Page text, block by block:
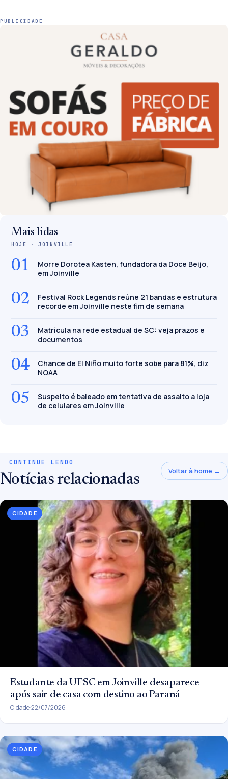
PUBLICIDADE
Mais lidas
HOJE · JOINVILLE
01
Morre Dorotea Kasten, fundadora da Doce Beijo,
em Joinville
02
Festival Rock Legends reúne 21 bandas e estrutura
recorde em Joinville neste fim de semana
03
Matrícula na rede estadual de SC: veja prazos e
documentos
04
Chance de El Niño muito forte sobe para 81%, diz
NOAA
05
Suspeito é baleado em tentativa de assalto a loja
de celulares em Joinville
CONTINUE LENDO
Notícias relacionadas
Voltar à home →
CIDADE
Estudante da UFSC em Joinville desaparece
após sair de casa com destino ao Paraná
Cidade22/07/2026
CIDADE